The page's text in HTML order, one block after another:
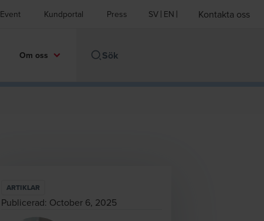
Event Kundportal Press SV EN Kontakta oss
Om oss
ARTIKLAR
Publicerad: October 6, 2025